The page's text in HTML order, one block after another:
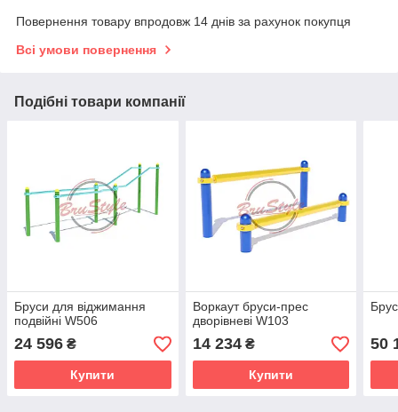
Повернення товару впродовж 14 днів за рахунок покупця
Всі умови повернення
Подібні товари компанії
Бруси для віджимання
подвійні W506
24 596 ₴
Купити
Воркаут бруси-прес
дворівневі W103
14 234₴
Купити
50